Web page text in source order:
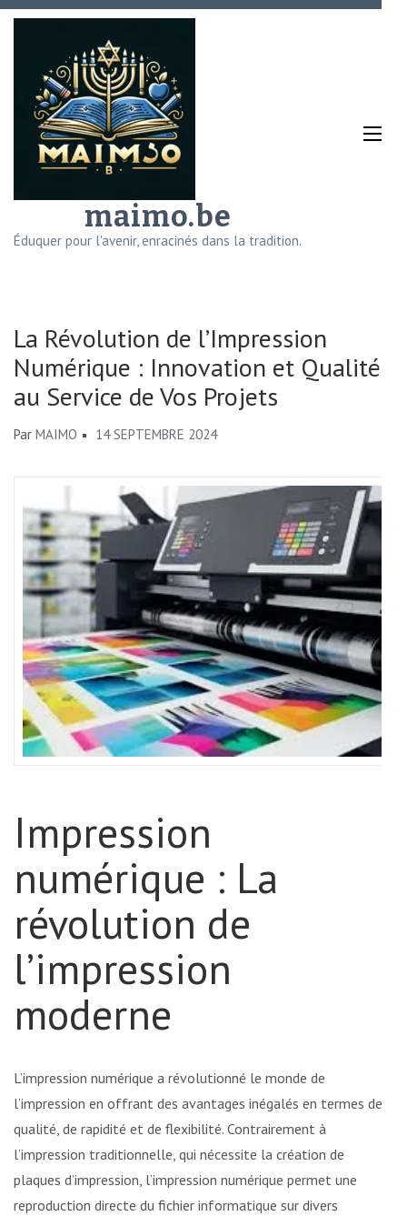
Aller
(Pressez
Entrée)
maimo.be
Éduquer pour l'avenir, enracinés dans la tradition.
La Révolution de l’Impression
Numérique : Innovation et Qualité
au Service de Vos Projets
Par MAIMO 14 SEPTEMBRE 2024
Impression
numérique : La
révolution de
l’impression
moderne
L’impression numérique a révolutionné le monde de
l’impression en offrant des avantages inégalés en termes de
qualité, de rapidité et de flexibilité. Contrairement à
l’impression traditionnelle, qui nécessite la création de
plaques d’impression, l’impression numérique permet une
reproduction directe du fichier informatique sur divers